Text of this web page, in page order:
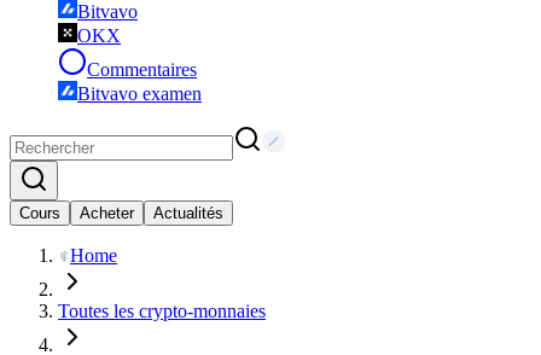
Bitvavo
OKX
Commentaires
Bitvavo examen
Cours Acheter Actualités
Home
Toutes les crypto-monnaies